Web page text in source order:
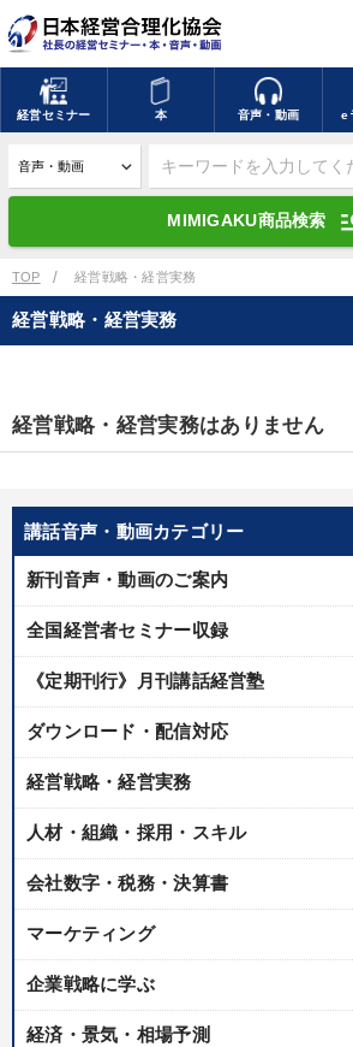
経営セミナー 本 音声・動画 e
MIMIGAKU商品検索
キーワードを入力して探す
デジタル版対応のみ検索結果に表示す
search
ます
若手異才経営者の発想 専門家のアドバ
リーダーの器量を学ぶ
テーマ
全国経営者セミナー収録〈売れ筋・人気ラ
評講話
資産戦略
2026年夏季全国経営者セミナー収録講演Ｃ
タル版（音声／動画ストリーミング・ダウン
経済・景気・相場予測
《強い財務を実践する経営者》講話４選
TOP 経営戦略・経営実務
講話音声・動画カテゴリー
新刊音声・動画のご案内
全国経営者セミナー収録
《定期刊行》月刊講話経営塾
ダウンロード・配信対応
経営戦略・経営実務
人材・組織・採用・スキル
会社数字・税務・決算書
マーケティング
企業戦略に学ぶ
経済・景気・相場予測
経営戦略・経営実務
経営戦略・経営実務はありません